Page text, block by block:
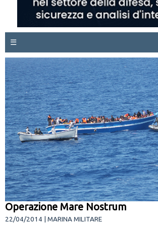
☰
Operazione Mare Nostrum
22/04/2014 | MARINA MILITARE